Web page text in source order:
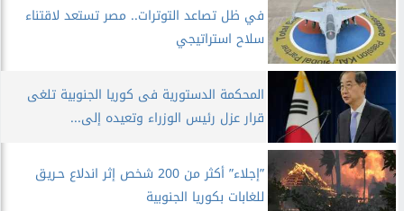
في ظل تصاعد التوترات.. مصر تستعد لاقتناء
سلاح استراتيجي
المحكمة الدستورية فى كوريا الجنوبية تلغى
قرار عزل رئيس الوزراء وتعيده إلى...
”إجلاء” أكثر من 200 شخص إثر اندلاع حـريق
للغابات بكوريا الجنوبية